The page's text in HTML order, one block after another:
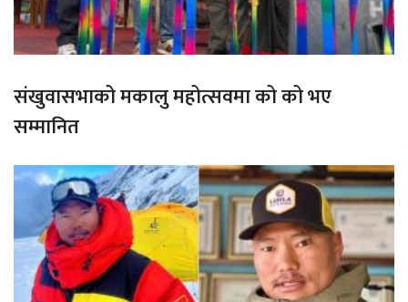
संखुवासभाको मकालु महोत्सवमा को को भए
सम्मानित